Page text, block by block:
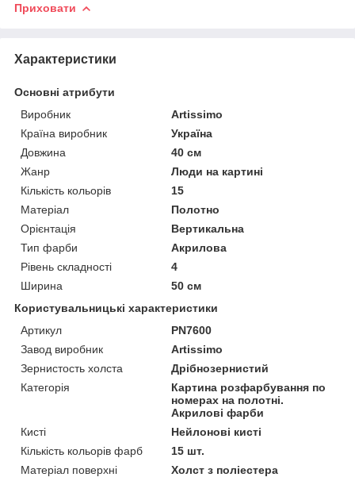
Приховати
Характеристики
Основні атрибути
Виробник
Artissimo
Країна виробник
Україна
Довжина
40 см
Жанр
Люди на картині
Кількість кольорів
15
Матеріал
Полотно
Орієнтація
Вертикальна
Тип фарби
Акрилова
Рівень складності
4
Ширина
50 см
Користувальницькі характеристики
Артикул
PN7600
Завод виробник
Artissimo
Зернистость холста
Дрібнозернистий
Категорія
Картина розфарбування по
номерах на полотні.
Акрилові фарби
Кисті
Нейлонові кисті
Кількість кольорів фарб
15 шт.
Матеріал поверхні
Холст з поліестера